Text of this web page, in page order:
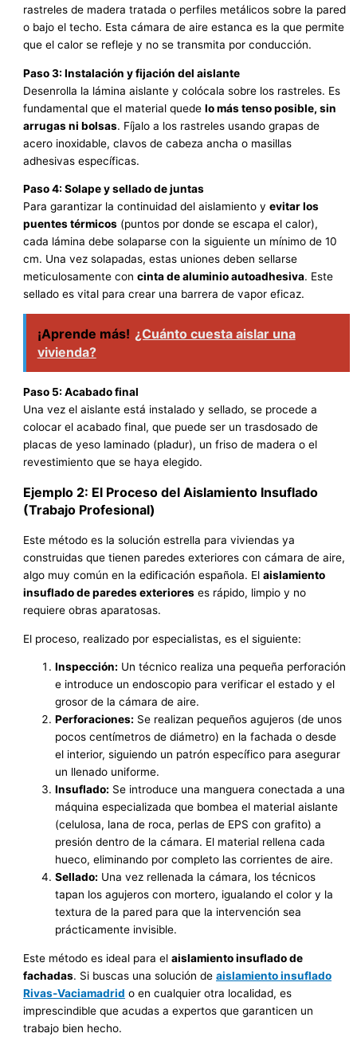
rastreles de madera tratada o perfiles metálicos sobre la pared
o bajo el techo. Esta cámara de aire estanca es la que permite
que el calor se refleje y no se transmita por conducción.
Paso 3: Instalación y fijación del aislante
Desenrolla la lámina aislante y colócala sobre los rastreles. Es
fundamental que el material quedelo más tenso posible, sin
arrugas ni bolsas. Fíjalo a los rastreles usando grapas de
acero inoxidable, clavos de cabeza ancha o masillas
adhesivas específicas.
Paso 4: Solape y sellado de juntas
Para garantizar la continuidad del aislamiento yevitar los
puentes térmicos (puntos por donde se escapa el calor),
cada lámina debe solaparse con la siguiente un mínimo de 10
cm. Una vez solapadas, estas uniones deben sellarse
meticulosamente concinta de aluminio autoadhesiva. Este
sellado es vital para crear una barrera de vapor eficaz.
¡Aprende más! ¿Cuánto cuesta aislar una
vivienda?
Paso 5: Acabado final
Una vez el aislante está instalado y sellado, se procede a
colocar el acabado final, que puede ser un trasdosado de
placas de yeso laminado (pladur), un friso de madera o el
revestimiento que se haya elegido.
Ejemplo 2: El Proceso del Aislamiento Insuflado
(Trabajo Profesional)
Este método es la solución estrella para viviendas ya
construidas que tienen paredes exteriores con cámara de aire,
algo muy común en la edificación española. Elaislamiento
insuflado de paredes exteriores es rápido, limpio y no
requiere obras aparatosas.
El proceso, realizado por especialistas, es el siguiente:
Inspección: Un técnico realiza una pequeña perforación
e introduce un endoscopio para verificar el estado y el
grosor de la cámara de aire.
Perforaciones: Se realizan pequeños agujeros (de unos
pocos centímetros de diámetro) en la fachada o desde
el interior, siguiendo un patrón específico para asegurar
un llenado uniforme.
Insuflado: Se introduce una manguera conectada a una
máquina especializada que bombea el material aislante
(celulosa, lana de roca, perlas de EPS con grafito) a
presión dentro de la cámara. El material rellena cada
hueco, eliminando por completo las corrientes de aire.
Sellado: Una vez rellenada la cámara, los técnicos
tapan los agujeros con mortero, igualando el color y la
textura de la pared para que la intervención sea
prácticamente invisible.
Este método es ideal para elaislamiento insuflado de
fachadas. Si buscas una solución deaislamiento insuflado
Rivas-Vaciamadrid o en cualquier otra localidad, es
imprescindible que acudas a expertos que garanticen un
trabajo bien hecho.